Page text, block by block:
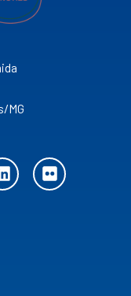
MG
L
i
F
l